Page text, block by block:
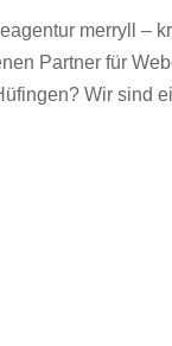
merryll –
Partner für
Wir sind